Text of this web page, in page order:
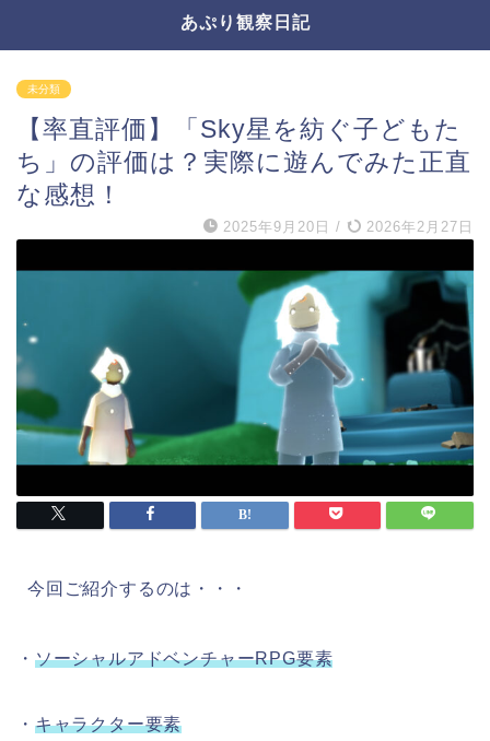
あぷり観察日記
未分類
【率直評価】「Sky星を紡ぐ子どもた
ち」の評価は？実際に遊んでみた正直
な感想！
2025年9月20日 / 2026年2月27日
今回ご紹介するのは・・・
・ ソーシャルアドベンチャーRPG要素
・ キャラクター要素